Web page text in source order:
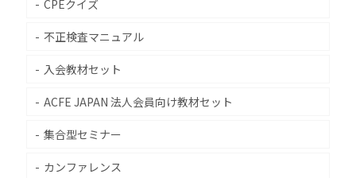
CPEクイズ
不正検査マニュアル
入会教材セット
ACFE JAPAN 法人会員向け教材セット
集合型セミナー
カンファレンス